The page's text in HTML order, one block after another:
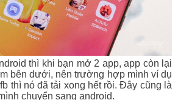
thì khi bạn mở 2 app, app còn lại
bên dưới, nên trường hợp mình ví dụ
thì nó đã tải xong hết rồi. Đây cũng là
chuyển sang android.